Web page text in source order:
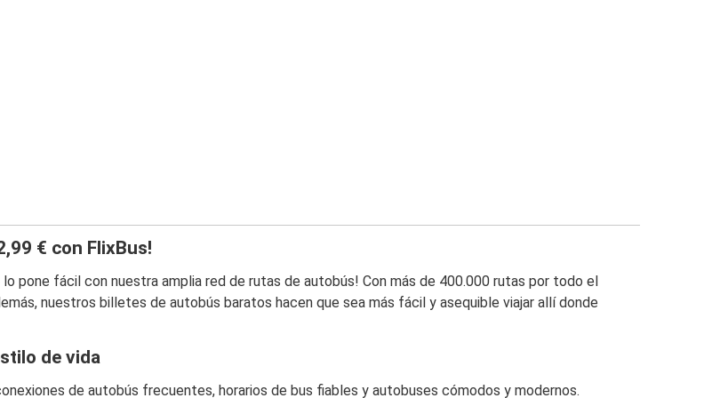
€ con FlixBus!
pone fácil con nuestra amplia red de rutas de autobús! Con más de 400.000 rutas por todo el
nuestros billetes de autobús baratos hacen que sea más fácil y asequible viajar allí donde
de vida
de autobús frecuentes, horarios de bus fiables y autobuses cómodos y modernos.